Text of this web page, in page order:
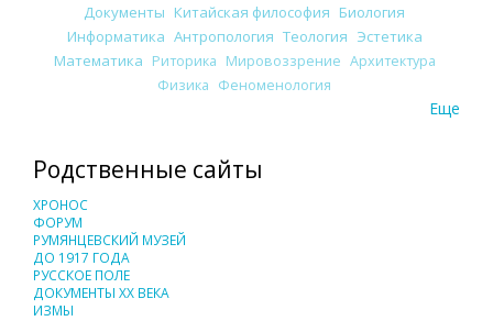
Документы Китайская философия Биология
Информатика Антропология Теология Эстетика
Математика Риторика Мировоззрение Архитектура
Физика Феноменология
Еще
Родственные сайты
ХРОНОС
ФОРУМ
РУМЯНЦЕВСКИЙ МУЗЕЙ
ДО 1917 ГОДА
РУССКОЕ ПОЛЕ
ДОКУМЕНТЫ XX ВЕКА
ИЗМЫ